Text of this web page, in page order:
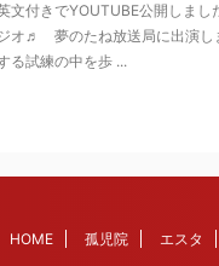
文付きでYOUTUBE公開しま
オ♬ 夢のたね放送局に出演し
る試練の中を歩 ...
HOME 孤児院 エスタ